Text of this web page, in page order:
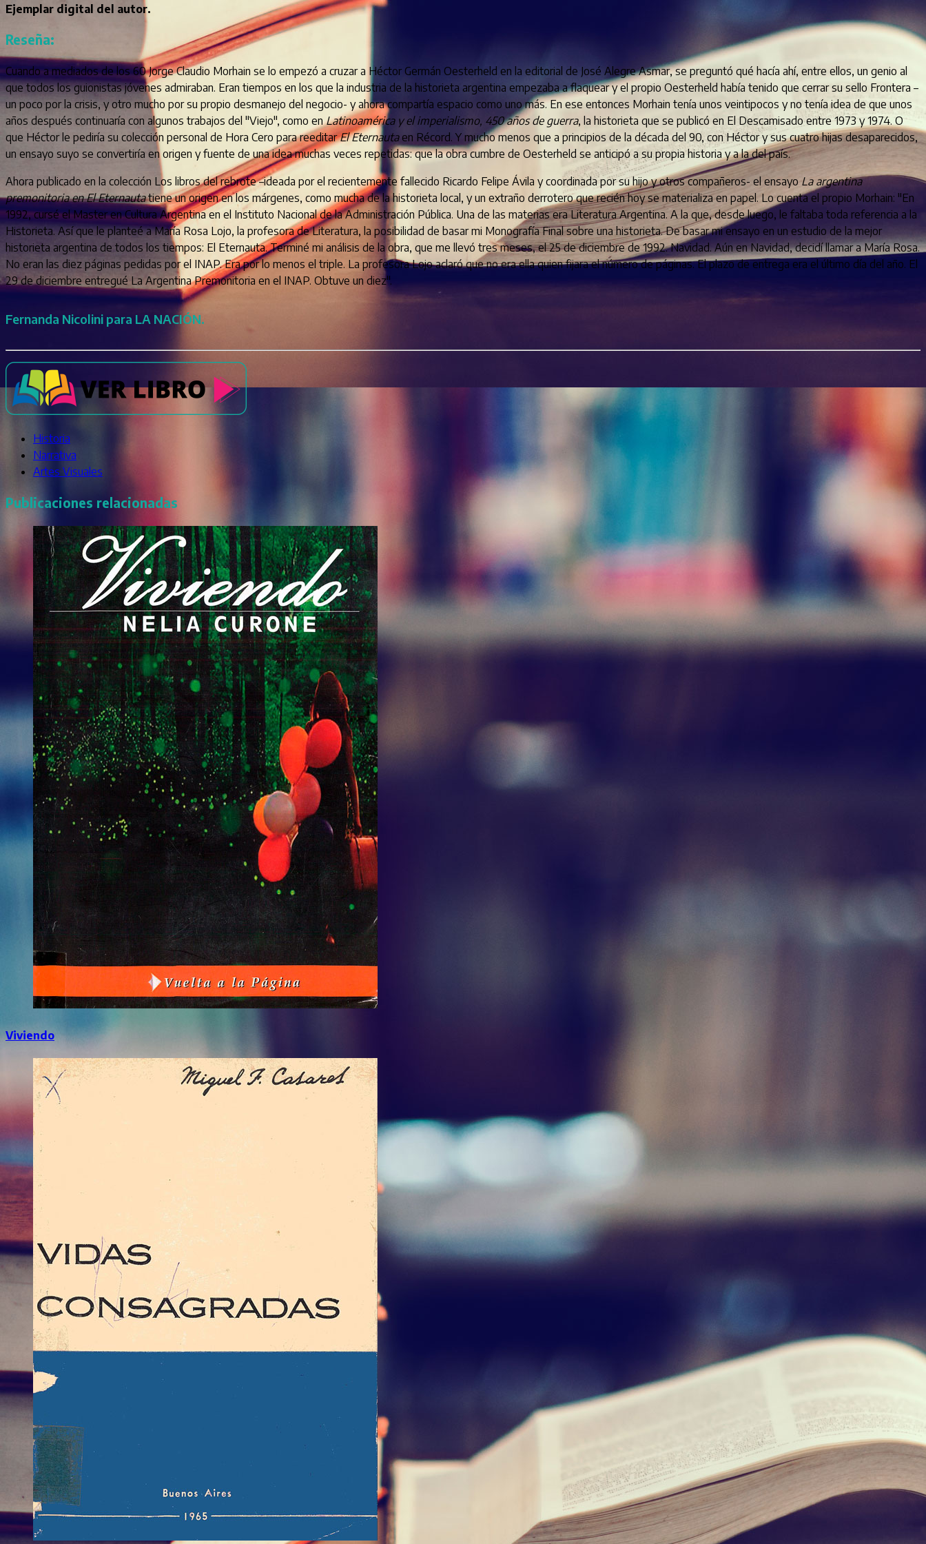
Ejemplar digital del autor.
Reseña:
Cuando a mediados de los 60 Jorge Claudio Morhain se lo empezó a cruzar a Héctor Germán Oesterheld en la editorial de José Alegre Asmar, se preguntó qué hacía ahí, entre ellos, un genio al
que todos los guionistas jóvenes admiraban. Eran tiempos en los que la industria de la historieta argentina empezaba a flaquear y el propio Oesterheld había tenido que cerrar su sello Frontera –
un poco por la crisis, y otro mucho por su propio desmanejo del negocio- y ahora compartía espacio como uno más. En ese entonces Morhain tenía unos veintipocos y no tenía idea de que unos
años después continuaría con algunos trabajos del "Viejo", como enLatinoamérica y el imperialismo, 450 años de guerra, la historieta que se publicó en El Descamisado entre 1973 y 1974. O
que Héctor le pediría su colección personal de Hora Cero para reeditarEl Eternautaen Récord. Y mucho menos que a principios de la década del 90, con Héctor y sus cuatro hijas desaparecidos,
un ensayo suyo se convertiría en origen y fuente de una idea muchas veces repetidas: que la obra cumbre de Oesterheld se anticipó a su propia historia y a la del país.
Ahora publicado en la colección Los libros del rebrote –ideada por el recientemente fallecido Ricardo Felipe Ávila y coordinada por su hijo y otros compañeros- el ensayo La argentina
premonitoria en El Eternautatiene un origen en los márgenes, como mucha de la historieta local, y un extraño derrotero que recién hoy se materializa en papel. Lo cuenta el propio Morhain: "En
1992, cursé el Master en Cultura Argentina en el Instituto Nacional de la Administración Pública. Una de las materias era Literatura Argentina. A la que, desde luego, le faltaba toda referencia a la
Historieta. Así que le planteé a María Rosa Lojo, la profesora de Literatura, la posibilidad de basar mi Monografía Final sobre una historieta. De basar mi ensayo en un estudio de la mejor
historieta argentina de todos los tiempos: El Eternauta. Terminé mi análisis de la obra, que me llevó tres meses, el 25 de diciembre de 1992. Navidad. Aún en Navidad, decidí llamar a María Rosa.
No eran las diez páginas pedidas por el INAP. Era por lo menos el triple. La profesora Lojo aclaró que no era ella quien fijara el número de páginas. El plazo de entrega era el último día del año. El
29 de diciembre entregué La Argentina Premonitoria en el INAP. Obtuve un diez".
Fernanda Nicolini para LA NACIÓN.
Historia
Narrativa
Artes Visuales
Publicaciones relacionadas
Viviendo